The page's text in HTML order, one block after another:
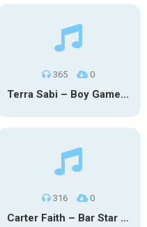
365 0
Terra Sabi – Boy Game X Marcia Cruz
316 0
Carter Faith – Bar Star Vevo